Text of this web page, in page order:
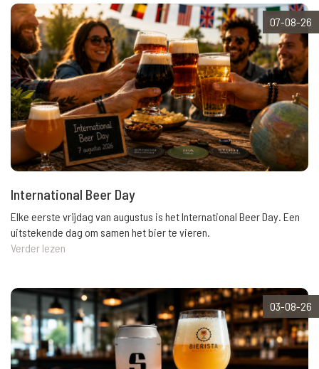
07-08-26
International Beer Day
Elke eerste vrijdag van augustus is het International Beer Day. Een
uitstekende dag om samen het bier te vieren.
Verder lezen
03-08-26